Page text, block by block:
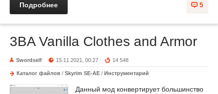
5
Подробнее
3BA Vanilla Clothes and Armor
Swordself 15.11.2021, 00:27 14 548
Каталог файлов / Skyrim SE-AE / Инструментарий
Данный мод конвертирует большинство